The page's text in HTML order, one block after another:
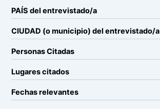
PAÍS del entrevistado/a
CIUDAD (o municipio) del entrevistado/a
Personas Citadas
Lugares citados
Fechas relevantes